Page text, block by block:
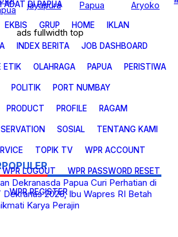
ADAT DI PAPUA
EKBIS GRUP HOME IKLAN
INDEX BERITA JOB DASHBOARD
ETIK OLAHRAGA PAPUA PERISTIWA
POLITIK PORT NUMBAY
PRODUCT PROFILE RAGAM
SOSIAL TENTANG KAMI
TOPIK TV WPR ACCOUNT
WPR LOGOUT WPR PASSWORD RESET
WPR REGISTER
BISNIS
jayapura
Papua
Aryoko